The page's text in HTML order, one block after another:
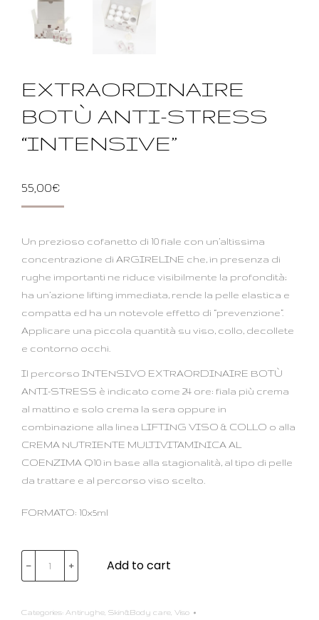
EXTRAORDINAIRE
BOTÙ ANTI-STRESS
“INTENSIVE”
55,00€
Un prezioso cofanetto di 10 fiale con un’altissima
concentrazione di ARGIRELINE che, in presenza di
rughe importanti ne riduce visibilmente la profondità;
ha un’azione lifting immediata, rende la pelle elastica e
compatta ed ha un notevole effetto di “prevenzione”.
Applicare una piccola quantità su viso, collo, decollete
e contorno occhi.
Il percorso INTENSIVO EXTRAORDINAIRE BOTÙ
ANTI-STRESS è indicato come 24 ore: fiala più crema
al mattino e solo crema la sera oppure in
combinazione alla linea LIFTING VISO & COLLO o alla
CREMA NUTRIENTE MULTIVITAMINICA AL
COENZIMA Q10 in base alla stagionalità, al tipo di pelle
da trattare e al percorso viso scelto.
FORMATO: 10x5ml
﹣ ﹢ Add to cart
Categories: Antirughe Skin&Body care Viso